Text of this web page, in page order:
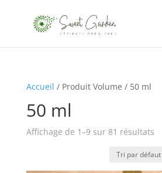
Accueil / Produit Volume / 50 ml
50 ml
Affichage de 1–9 sur 81 résultats